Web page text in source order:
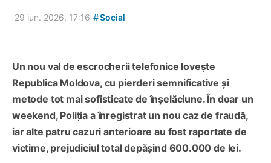
29 iun. 2026, 17:16 #Social
Un nou val de escrocherii telefonice lovește
Republica Moldova, cu pierderi semnificative și
metode tot mai sofisticate de înșelăciune. În doar un
weekend, Poliția a înregistrat un nou caz de fraudă,
iar alte patru cazuri anterioare au fost raportate de
victime, prejudiciul total depășind 600.000 de lei.